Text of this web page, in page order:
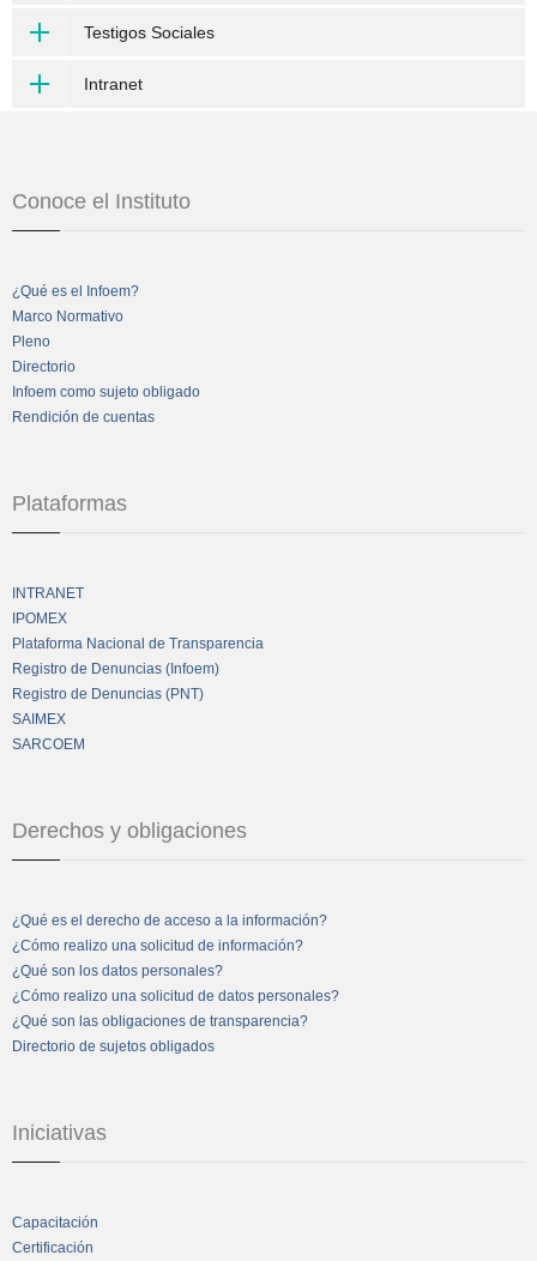
Testigos Sociales
Intranet
Conoce el Instituto
¿Qué es el Infoem?
Marco Normativo
Pleno
Directorio
Infoem como sujeto obligado
Rendición de cuentas
Plataformas
INTRANET
IPOMEX
Plataforma Nacional de Transparencia
Registro de Denuncias (Infoem)
Registro de Denuncias (PNT)
SAIMEX
SARCOEM
Derechos y obligaciones
¿Qué es el derecho de acceso a la información?
¿Cómo realizo una solicitud de información?
¿Qué son los datos personales?
¿Cómo realizo una solicitud de datos personales?
¿Qué son las obligaciones de transparencia?
Directorio de sujetos obligados
Iniciativas
Capacitación
Certificación